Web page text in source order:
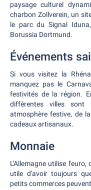
paysage culturel
charbon Zollverein, un
le parc du Signal
Borussia Dortmund.
Événements
Si vous visitez la
manquez pas le
festivités de la région.
différentes villes sont
atmosphère festive, de
cadeaux artisanaux.
Monnaie
L'Allemagne utilise
utile d'avoir toujours
petits commerces